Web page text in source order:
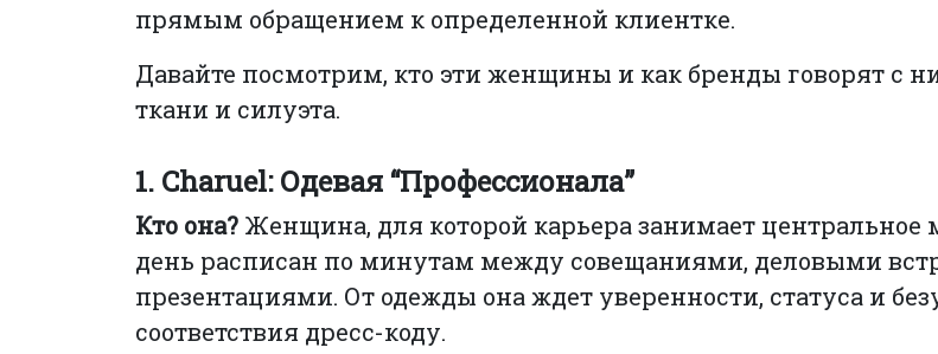
прямым обращением к определенной клиентке.
Давайте посмотрим, кто эти женщины и как бренды говорят с
ткани и силуэта.
1. Charuel: Одевая “Профессионала”
Кто она? Женщина, для которой карьера занимает центральное
день расписан по минутам между совещаниями, деловыми
презентациями. От одежды она ждет уверенности, статуса и
соответствия дресс-коду.